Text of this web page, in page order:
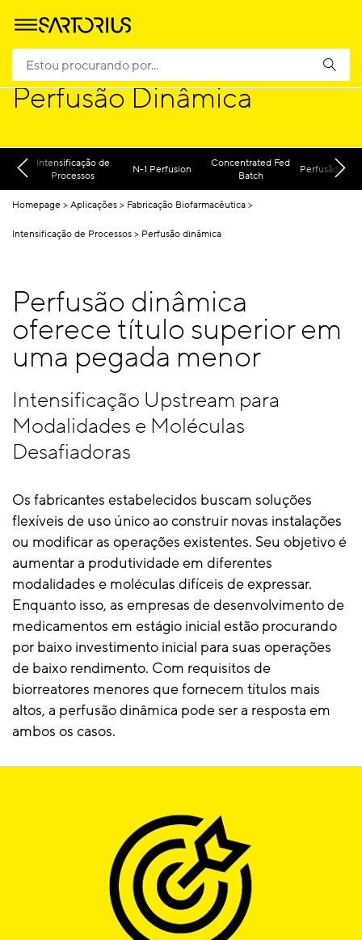
Perfusão Dinâmica
Intensificação de
Processos
N-1 Perfusion
Concentrated Fed
Batch
Perfusão
Homepage Aplicações Fabricação Biofarmacêutica
Intensificação de Processos Perfusão dinâmica
Perfusão dinâmica
oferece título superior em
uma pegada menor
Intensificação Upstream para
Modalidades e Moléculas
Desafiadoras
Os fabricantes estabelecidos buscam soluções
flexíveis de uso único ao construir novas instalações
ou modificar as operações existentes. Seu objetivo é
aumentar a produtividade em diferentes
modalidades e moléculas difíceis de expressar.
Enquanto isso, as empresas de desenvolvimento de
medicamentos em estágio inicial estão procurando
por baixo investimento inicial para suas operações
de baixo rendimento. Com requisitos de
biorreatores menores que fornecem títulos mais
altos, a perfusão dinâmica pode ser a resposta em
ambos os casos.